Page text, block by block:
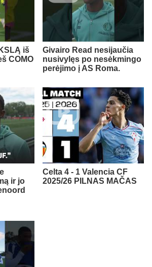
iš
COMO
Givairo Read nesijaučia
nusivylęs po nesėkmingo
perėjimo į AS Roma.
ir jo
Celta 4 - 1 Valencia CF
2025/26 PILNAS MAČAS